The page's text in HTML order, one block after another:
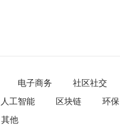
电子商务
社区社交
人工智能 区块链
环保
其他